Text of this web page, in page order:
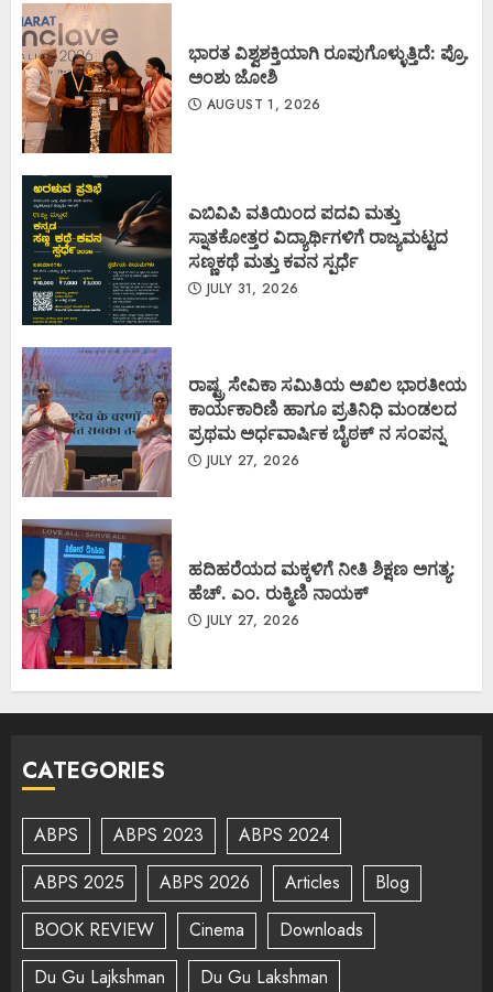
ಭಾರತ ವಿಶ್ವಶಕ್ತಿಯಾಗಿ ರೂಪುಗೊಳ್ಳುತ್ತಿದೆ: ಪ್ರೊ.
ಅಂಶು ಜೋಶಿ
AUGUST 1, 2026
ಎಬಿವಿಪಿ ವತಿಯಿಂದ ಪದವಿ ಮತ್ತು
ಸ್ನಾತಕೋತ್ತರ ವಿದ್ಯಾರ್ಥಿಗಳಿಗೆ ರಾಜ್ಯಮಟ್ಟದ
ಸಣ್ಣಕಥೆ ಮತ್ತು ಕವನ ಸ್ಪರ್ಧೆ
JULY 31, 2026
ರಾಷ್ಟ್ರ ಸೇವಿಕಾ ಸಮಿತಿಯ ಅಖಿಲ ಭಾರತೀಯ
ಕಾರ್ಯಕಾರಿಣಿ ಹಾಗೂ ಪ್ರತಿನಿಧಿ ಮಂಡಲದ
ಪ್ರಥಮ ಅರ್ಧವಾರ್ಷಿಕ ಬೈಠಕ್ ನ ಸಂಪನ್ನ
JULY 27, 2026
ಹದಿಹರೆಯದ ಮಕ್ಕಳಿಗೆ ನೀತಿ ಶಿಕ್ಷಣ ಅಗತ್ಯ:
ಹೆಚ್. ಎಂ. ರುಕ್ಮಿಣಿ ನಾಯಕ್
JULY 27, 2026
CATEGORIES
ABPS ABPS 2023
ABPS 2024
ABPS 2025
ABPS 2026 Articles
Blog
BOOK REVIEW
Cinema
Downloads
Du Gu Lajkshman
Du Gu Lakshman